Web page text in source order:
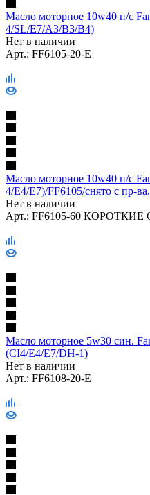
Масло моторное 10w40 п/с
4/SL/E7/A3/B3/B4)
Нет в наличии
Арт.: FF6105-20-E
Масло моторное 10w40 п/с
4/E4/E7)/FF6105/снято с
Нет в наличии
Арт.: FF6105-60 КОРОТКИЕ
Масло моторное 5w30 син.
(CI4/E4/E7/DH-1)
Нет в наличии
Арт.: FF6108-20-E